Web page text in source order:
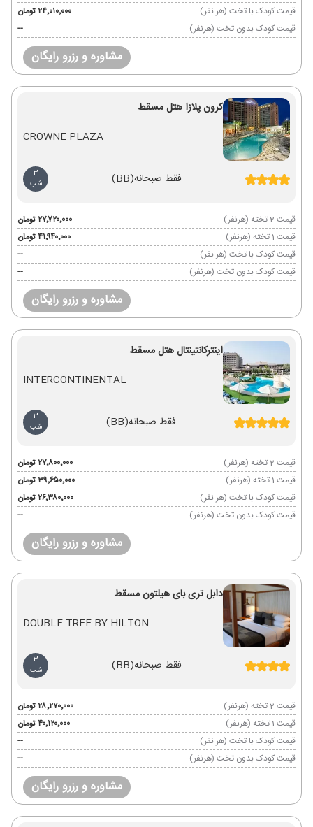
قیمت کودک با تخت (هر نفر)
۲۴٬۰۱۰٬۰۰۰ تومان
قیمت کودک بدون تخت (هرنفر)
--
مشاوره و رزرو رایگان
کرون پلازا هتل مسقط
CROWNE PLAZA
فقط صبحانه(BB)
3
شب
قیمت 2 تخته (هرنفر)
۲۷٬۷۲۰٬۰۰۰ تومان
قیمت 1 تخته (هرنفر)
۴۱٬۹۴۰٬۰۰۰ تومان
قیمت کودک با تخت (هر نفر)
--
قیمت کودک بدون تخت (هرنفر)
--
مشاوره و رزرو رایگان
اینترکانتینتال هتل مسقط
INTERCONTINENTAL
فقط صبحانه(BB)
3
شب
قیمت 2 تخته (هرنفر)
۲۷٬۸۰۰٬۰۰۰ تومان
قیمت 1 تخته (هرنفر)
۳۹٬۶۵۰٬۰۰۰ تومان
قیمت کودک با تخت (هر نفر)
۲۶٬۳۸۰٬۰۰۰ تومان
قیمت کودک بدون تخت (هرنفر)
--
مشاوره و رزرو رایگان
دابل تری بای هیلتون مسقط
DOUBLE TREE BY HILTON
فقط صبحانه(BB)
3
شب
قیمت 2 تخته (هرنفر)
۲۸٬۲۷۰٬۰۰۰ تومان
قیمت 1 تخته (هرنفر)
۴۰٬۱۲۰٬۰۰۰ تومان
قیمت کودک با تخت (هر نفر)
--
قیمت کودک بدون تخت (هرنفر)
--
مشاوره و رزرو رایگان